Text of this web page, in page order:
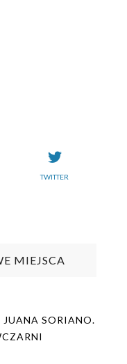
TWITTER
MIEJSCA
JUANA SORIANO.